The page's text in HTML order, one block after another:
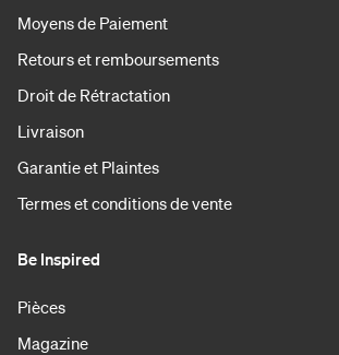
Moyens de Paiement
Retours et remboursements
Droit de Rétractation
Livraison
Garantie et Plaintes
Termes et conditions de vente
Be Inspired
Pièces
Magazine